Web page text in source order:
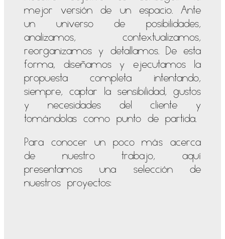
mejor versión de un espacio. Ante
un universo de posibilidades,
analizamos, contextualizamos,
reorganizamos y detallamos. De esta
forma, diseñamos y ejecutamos la
propuesta completa intentando,
siempre, captar la sensibilidad, gustos
y necesidades del cliente y
tomándolas como punto de partida.
Para conocer un poco más acerca
de nuestro trabajo, aquí
presentamos una selección de
nuestros proyectos: